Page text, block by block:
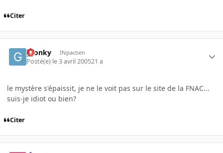
Citer
gronky INpactien
Posté(e) le 3 avril 200521 a
le mystère s'épaissit, je ne le voit pas sur le site de la FNAC...
suis-je idiot ou bien?
Citer